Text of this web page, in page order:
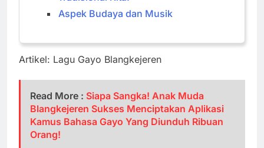
Aspek Budaya dan Musik
Artikel: Lagu Gayo Blangkejeren
Read More : Siapa Sangka! Anak Muda
Blangkejeren Sukses Menciptakan Aplikasi
Kamus Bahasa Gayo Yang Diunduh Ribuan
Orang!